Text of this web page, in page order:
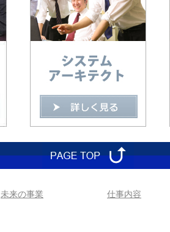
未来の事業 仕事内容